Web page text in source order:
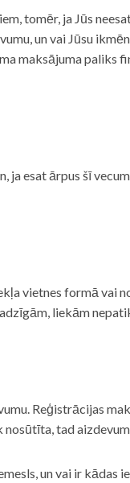
tomēr, ja Jūs
un vai Jūsu
maksājuma paliks
ja esat ārpus šī
vietnes formā vai
liekām
Reģistrācijas
tad
un vai ir kādas